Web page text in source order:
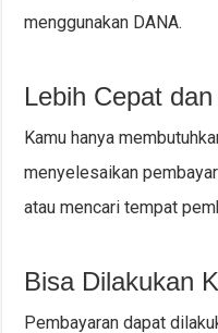
menggunakan DANA.
Lebih Cepat
Kamu hanya
menyelesaikan
atau mencari tempat
Bisa Dilakukan
Pembayaran dapat